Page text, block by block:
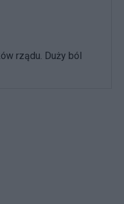
rządu. Duży ból